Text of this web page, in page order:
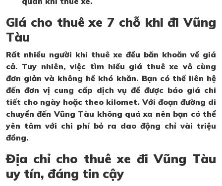
Giá cho thuê xe 7 chỗ khi đi Vũng
Tàu
Rất nhiều người khi thuê xe đều băn khoăn về giá
cả. Tuy nhiên, việc tìm hiểu giá thuê xe vô cùng
đơn giản và không hề khó khăn. Bạn có thể liên hệ
đến đơn vị cung cấp dịch vụ để được báo giá chi
tiết cho ngày hoặc theo kilomet. Với đoạn đường di
chuyển đến Vũng Tàu không quá xa nên bạn có thể
yên tâm với chi phí bỏ ra dao động chỉ vài triệu
đồng.
Địa chỉ cho thuê xe đi Vũng Tàu
uy tín, đáng tin cậy